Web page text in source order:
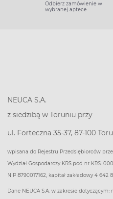
Odbierz zamówienie w
wybranej aptece
NEUCA S.A.
z siedzibą w Toruniu przy
ul. Forteczna 35-37, 87-100
wpisana do Rejestru Przedsiębiorców
Wydział Gospodarczy KRS pod nr KRS:
NIP 8790017162, kapitał zakładowy 4 642
Dane NEUCA S.A. w zakresie